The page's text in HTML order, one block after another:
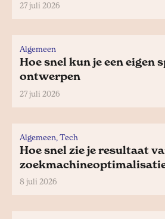
27 juli 2026
Algemeen
Hoe snel kun je een
ontwerpen
27 juli 2026
Algemeen, Tech
Hoe snel zie je resultaat
8 juli 2026